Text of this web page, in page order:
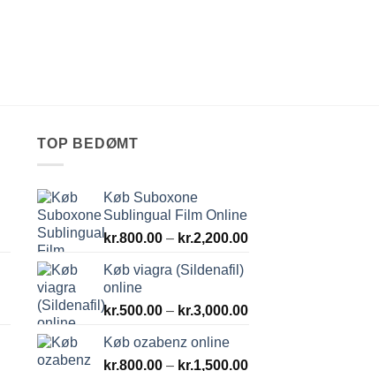
TOP BEDØMT
Køb Suboxone
Sublingual Film Online
kr.800.00 – kr.2,200.00Prisinterval:
Køb viagra (Sildenafil)
online
kr.500.00 – kr.3,000.00Prisinterval:
kr.3,000.00
Køb ozabenz online
kr.800.00 – kr.1,500.00Prisinterval: